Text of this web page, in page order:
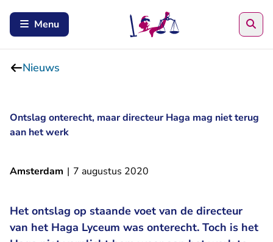
Menu
Nieuws
Ontslag onterecht, maar directeur Haga mag niet terug
aan het werk
Amsterdam | 7 augustus 2020
Het ontslag op staande voet van de directeur
van het Haga Lyceum was onterecht. Toch is het